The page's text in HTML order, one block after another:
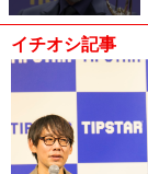
イチオシ記事